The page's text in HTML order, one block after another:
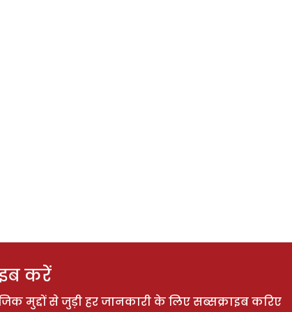
करें
मुद्दों से जुड़ी हर जानकारी के लिए सब्सक्राइब करिए